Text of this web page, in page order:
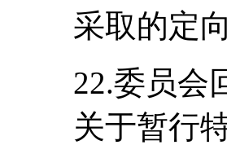
采取的定
22.委员会
关于暂行